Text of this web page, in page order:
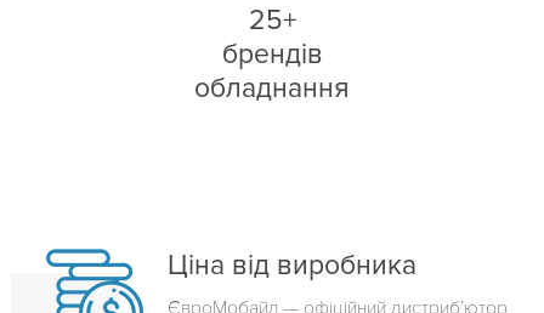
25+
брендів
обладнання
Ціна від виробника
ЄвроМобайл — офіційний дистриб’ютор